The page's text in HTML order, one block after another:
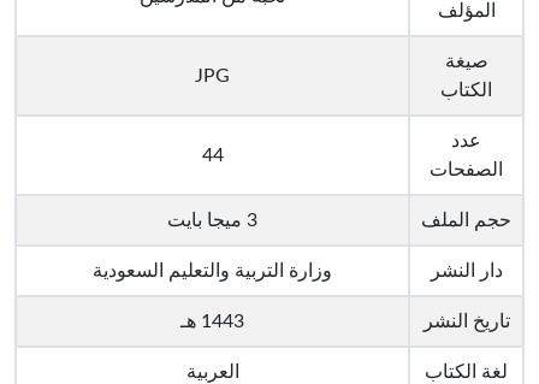
المؤلف
صيغة
الكتاب
JPG
عدد
الصفحات
44
حجم الملف 3 ميجا بايت
دار النشر وزارة التربية والتعليم السعودية
تاريخ النشر 1443 هـ
لغة الكتاب العربية